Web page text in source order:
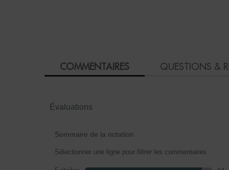
PDP Product Social Links MobileCOMMENTAIRES QUESTIONS &
Évaluations
Sommaire de la notation
Sélectionner une ligne pour filtrer les commentaires